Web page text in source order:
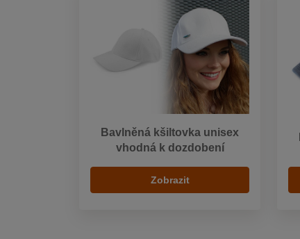
Bavlněná kšiltovka unisex
vhodná k dozdobení
Zobrazit